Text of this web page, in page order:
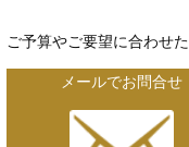
ご予算やご要望に合わせた
メールでお問合せ